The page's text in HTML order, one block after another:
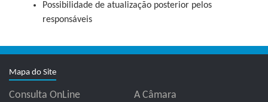
Possibilidade de atualização posterior pelos
responsáveis
Mapa do Site
Consulta OnLine A Câmara